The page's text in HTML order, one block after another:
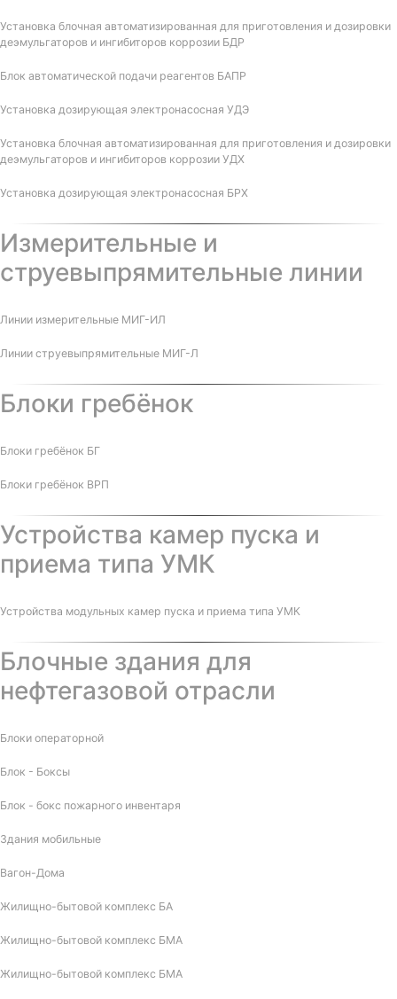
Установка блочная автоматизированная для приготовления и дозировки
деэмульгаторов и ингибиторов коррозии БДР
Блок автоматической подачи реагентов БАПР
Установка дозирующая электронасосная УДЭ
Установка блочная автоматизированная для приготовления и дозировки
деэмульгаторов и ингибиторов коррозии УДХ
Установка дозирующая электронасосная БРХ
Измерительные и
струевыпрямительные линии
Линии измерительные МИГ-ИЛ
Линии струевыпрямительные МИГ-Л
Блоки гребёнок
Блоки гребёнок БГ
Блоки гребёнок ВРП
Устройства камер пуска и
приема типа УМК
Устройства модульных камер пуска и приема типа УМК
Блочные здания для
нефтегазовой отрасли
Блоки операторной
Блок - Боксы
Блок - бокс пожарного инвентаря
Здания мобильные
Вагон-Дома
Жилищно-бытовой комплекс БА
Жилищно-бытовой комплекс БМА
Жилищно-бытовой комплекс БМА